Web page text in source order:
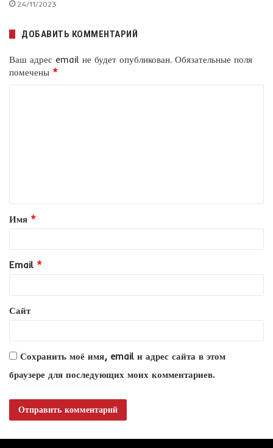
24/11/2023
ДОБАВИТЬ КОММЕНТАРИЙ
Ваш адрес email не будет опубликован. Обязательные поля
помечены *
т
а
й
*
Имя *
Email *
Сайт
Сохранить моё имя, email и адрес сайта в этом
браузере для последующих моих комментариев.